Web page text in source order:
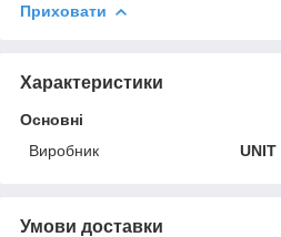
Приховати
Характеристики
Основні
Виробник
UNIT
Умови доставки